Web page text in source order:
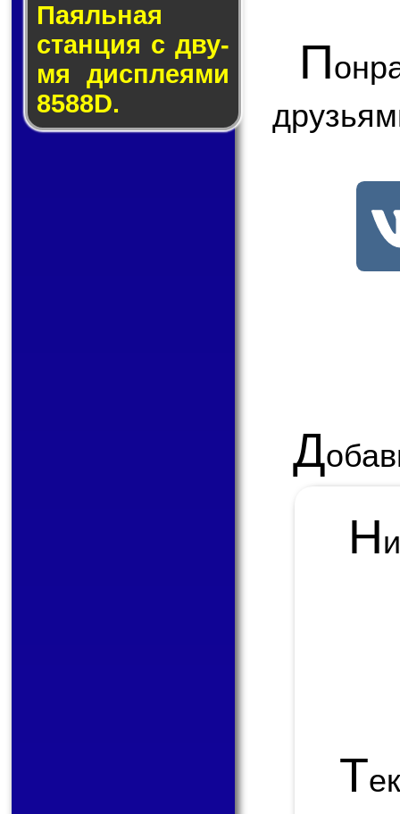
Паяльная
стан­ция с дву­
мя дис­пле­я­ми
8588D.
П
Д
Н
Т